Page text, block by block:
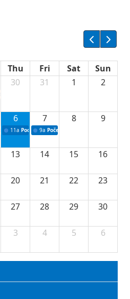
Thu Fri Sat
Sun
ugovora sa neprofitnim
30 31 1 2
ugovora o stipendijama za
6
11a Podrška razvoju vodne infrastrukture u
7
9a Početak izgradnje nove
8 9
13 14 15 16
20 21 22 23
27 28 29 30
3 4 5 6